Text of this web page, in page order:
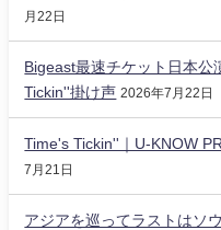
月22日
Bigeast最速チケット日本公
Tickin''掛け声 2026年7月22日
Time's Tickin''｜U-KNOW
7月21日
アジアを巡ってラストはソ